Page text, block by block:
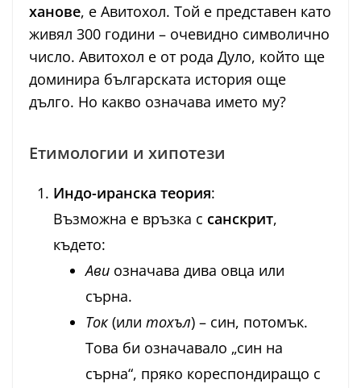
ханове, е Авитохол. Той е представен като
живял 300 години – очевидно символично
число. Авитохол е от рода Дуло, който ще
доминира българската история още
дълго. Но какво означава името му?
Етимологии и хипотези
Индо-иранска теория:
Възможна е връзка с санскрит,
където:
Ави означава дива овца или
сърна.
Ток(или тохъл) – син, потомък.
Това би означавало „син на
сърна“, пряко кореспондиращо с